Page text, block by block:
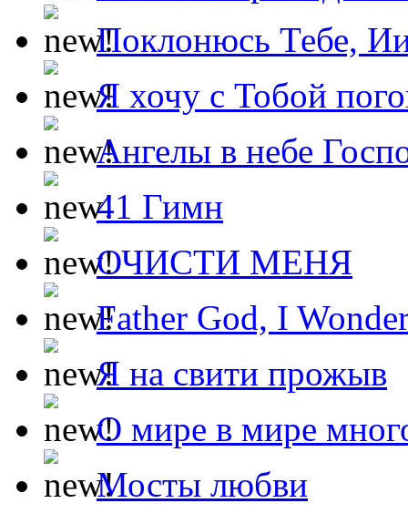
Поклонюсь Тебе,
Я хочу с Тобой
Ангелы в небе
41 Гимн
ОЧИСТИ МЕНЯ
Father God, I
Я на свити прожыв
О мире в мире
Мосты любви